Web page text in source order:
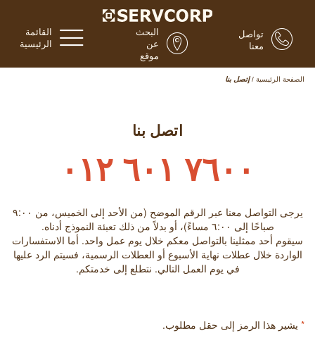
القائمة
الرئيسية
البحث
عن
موقع
تواصل
معنا
الصفحة الرئيسية / إتصل بنا
اتصل بنا
٧٦٠٠ ٦٠١ ٠١٢
يرجى التواصل معنا عبر الرقم الموضح (من الأحد إلى الخميس، من ٩:۰۰
صباحًا إلى ٦:۰۰ مساءً)، أو بدلاً من ذلك تعبئة النموذج أدناه.
سيقوم أحد ممثلينا بالتواصل معكم خلال يوم عمل واحد. أما الاستفسارات
الواردة خلال عطلات نهاية الأسبوع أو العطلات الرسمية، فسيتم الرد عليها
في يوم العمل التالي. نتطلع إلى خدمتكم.
* يشير هذا الرمز إلى حقل مطلوب.